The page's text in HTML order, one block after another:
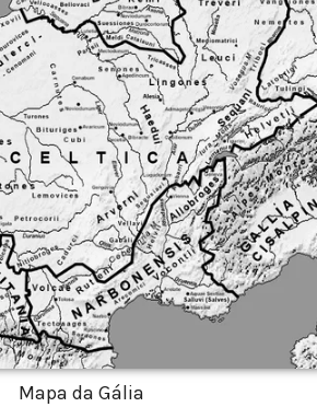
Mapa da Gália